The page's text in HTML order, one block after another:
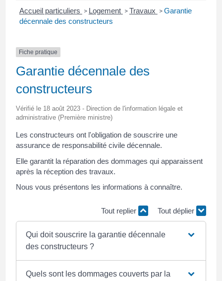
Accueil particuliers > Logement >Travaux >Garantie
décennale des constructeurs
Fiche pratique
Garantie décennale des
constructeurs
Vérifié le 18 août 2023 - Direction de l'information légale et
administrative (Première ministre)
Les constructeurs ont l'obligation de souscrire une
assurance de responsabilité civile décennale.
Elle garantit la réparation des dommages qui apparaissent
après la réception des travaux.
Nous vous présentons les informations à connaître.
Tout replier Tout déplier
Qui doit souscrire la garantie décennale
des constructeurs ?
Quels sont les dommages couverts par la